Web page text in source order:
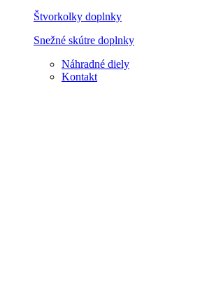
Štvorkolky doplnky
Snežné skútre doplnky
Náhradné diely
Kontakt